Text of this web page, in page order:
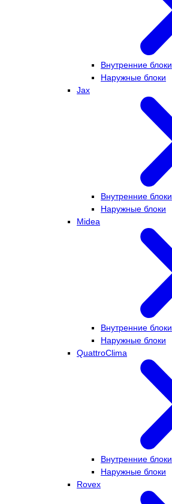
Внутренние блоки
Наружные блоки
Jax
Внутренние блоки
Наружные блоки
Midea
Внутренние блоки
Наружные блоки
QuattroClima
Внутренние блоки
Наружные блоки
Rovex